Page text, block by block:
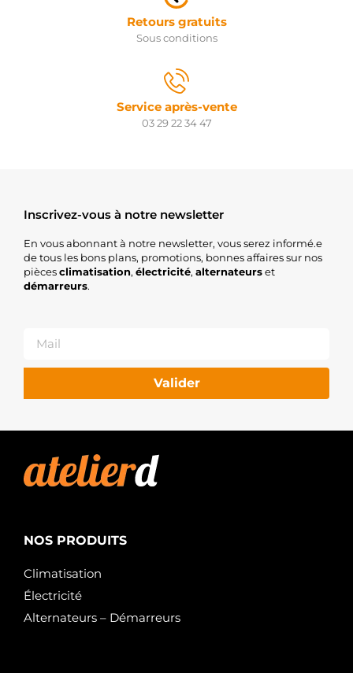
Retours gratuits
Sous conditions
Service après-vente
03 29 22 34 47
Inscrivez-vous à notre newsletter
En vous abonnant à notre newsletter, vous serez informé.e
de tous les bons plans, promotions, bonnes affaires sur nos
piècesclimatisation, électricité, alternateurset
démarreurs.
Valider
NOS PRODUITS
Climatisation
Électricité
Alternateurs – Démarreurs